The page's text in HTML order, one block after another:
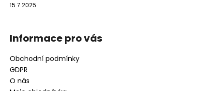
15.7.2025
Informace pro vás
Obchodní podmínky
GDPR
O nás